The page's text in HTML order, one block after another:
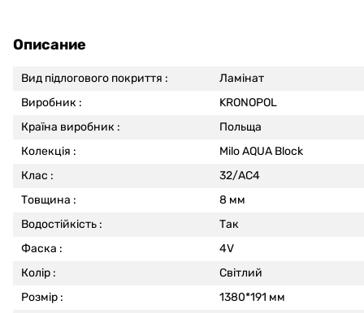
Описание
Вид підлогового покриття :
Ламінат
Виробник :
KRONOPOL
Країна виробник :
Польща
Колекція :
Milo AQUA Block
Клас :
32/АС4
Товщина :
8 мм
Водостійкість :
Так
Фаска :
4V
Колір :
Світлий
Розмір :
1380*191 мм